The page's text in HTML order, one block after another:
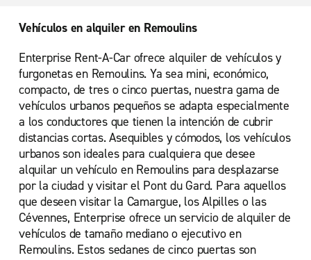
Vehículos en alquiler en Remoulins
Enterprise Rent-A-Car ofrece alquiler de vehículos y
furgonetas en Remoulins. Ya sea mini, económico,
compacto, de tres o cinco puertas, nuestra gama de
vehículos urbanos pequeños se adapta especialmente
a los conductores que tienen la intención de cubrir
distancias cortas. Asequibles y cómodos, los vehículos
urbanos son ideales para cualquiera que desee
alquilar un vehículo en Remoulins para desplazarse
por la ciudad y visitar el Pont du Gard. Para aquellos
que deseen visitar la Camargue, los Alpilles o las
Cévennes, Enterprise ofrece un servicio de alquiler de
vehículos de tamaño mediano o ejecutivo en
Remoulins. Estos sedanes de cinco puertas son